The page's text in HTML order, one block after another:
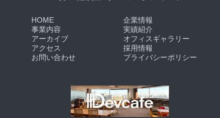
HOME
企業情報
事業内容
実績紹介
アーカイブ
オフィスギャラリー
アクセス
採用情報
お問い合わせ
プライバシーポリシー